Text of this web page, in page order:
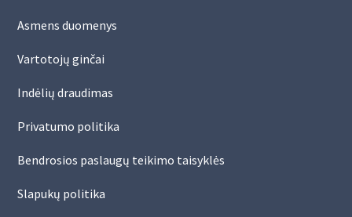
Asmens duomenys
Vartotojų ginčai
Indėlių draudimas
Privatumo politika
Bendrosios paslaugų teikimo taisyklės
Slapukų politika